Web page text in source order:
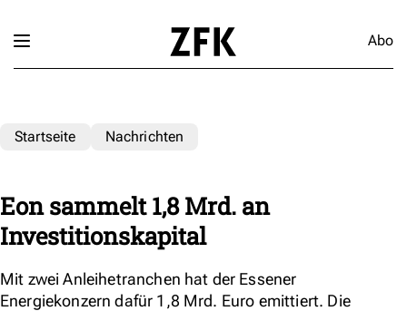
Abo
Startseite Nachrichten
Eon sammelt 1,8 Mrd. an
Investitionskapital
Mit zwei Anleihetranchen hat der Essener
Energiekonzern dafür 1,8 Mrd. Euro emittiert. Die